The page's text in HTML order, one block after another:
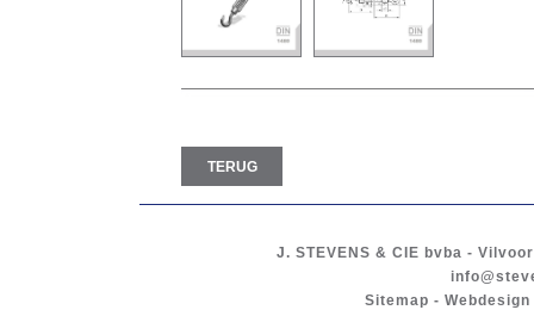
TERUG
J. STEVENS & CIE bvba -
Sitemap -